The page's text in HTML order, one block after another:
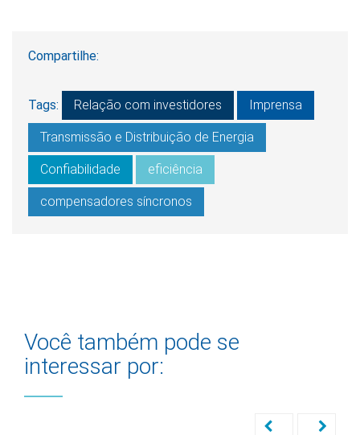
Compartilhe:
Tags: Relação com investidores Imprensa
Transmissão e Distribuição de Energia
Confiabilidade eficiência
compensadores síncronos
Você também pode se
interessar por: